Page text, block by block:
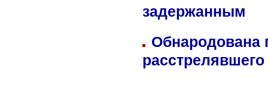
задержанным
Обнародована